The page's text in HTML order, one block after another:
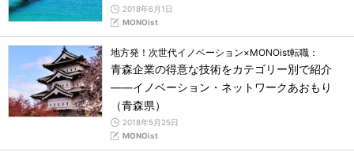
2018年6月1日
MONOist
地方発！次世代イノベーション×MONOist転職：
青森企業の得意な技術をカテゴリー別で紹介
――イノベーション・ネットワークあおもり
（青森県）
2018年5月25日
MONOist